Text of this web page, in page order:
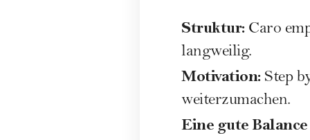
Struktur:Caro
langweilig.
Motivation:Step
weiterzumachen.
Eine gute